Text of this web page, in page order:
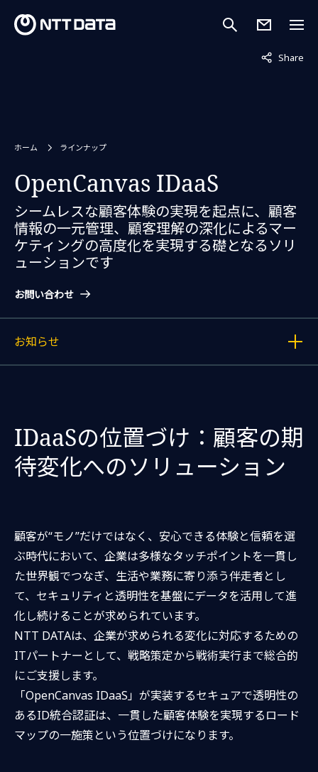
Share
非表示中
ホーム ラインナップ
OpenCanvas IDaaS
シームレスな顧客体験の実現を起点に、顧客
情報の一元管理、顧客理解の深化によるマー
ケティングの高度化を実現する礎となるソリ
ューションです
お問い合わせ
お知らせ
各記事へのリンクを表示する
IDaaSの位置づけ：顧客の期
待変化へのソリューション
顧客が“モノ”だけではなく、安心できる体験と信頼を選
ぶ時代において、企業は多様なタッチポイントを一貫し
た世界観でつなぎ、生活や業務に寄り添う伴走者とし
て、セキュリティと透明性を基盤にデータを活用して進
化し続けることが求められています。
NTT DATAは、企業が求められる変化に対応するための
ITパートナーとして、戦略策定から戦術実行まで総合的
にご支援します。
「OpenCanvas IDaaS」が実装するセキュアで透明性の
あるID統合認証は、一貫した顧客体験を実現するロード
マップの一施策という位置づけになります。